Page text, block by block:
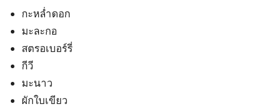
กะหล่ำดอก
มะละกอ
สตรอเบอร์รี่
กีวี
มะนาว
ผักใบเขียว